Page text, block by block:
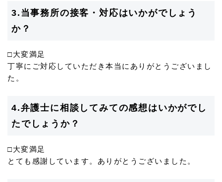
3.当事務所の接客・対応はいかがでしょう
か？
□大変満足
丁寧にご対応していただき本当にありがとうございまし
た。
4.弁護士に相談してみての感想はいかがでし
たでしょうか？
□大変満足
とても感謝しています。ありがとうございました。